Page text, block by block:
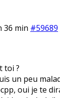
36 min #59689
toi ?
un peu
oui je te